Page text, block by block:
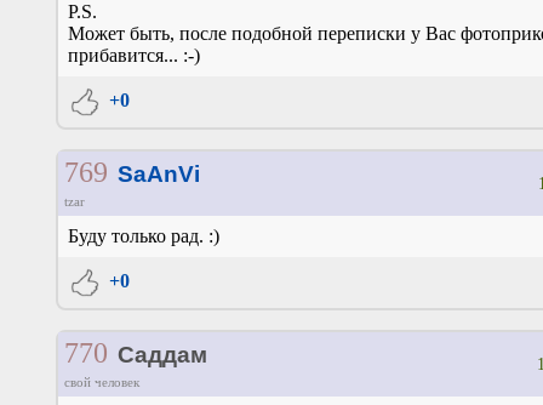
P.S.
Может быть, после подобной переписки у Вас
прибавится... :-)
+0
769 SaAnVi
tzar
Буду только рад. :)
+0
770 Саддам
свой человек